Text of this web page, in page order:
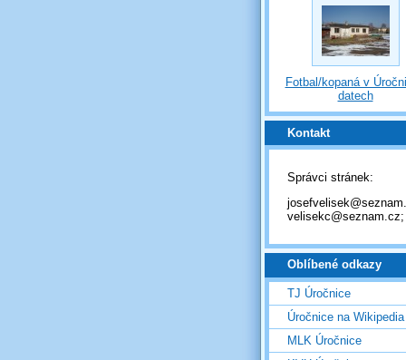
Fotbal/kopaná v
datech
Kontakt
Správci stránek:
velisekc@seznam.cz;
Oblíbené odkazy
TJ Úročnice
Úročnice na Wikipedia
MLK Úročnice